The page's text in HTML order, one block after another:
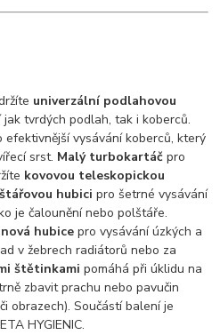
univerzální podlahovou
tvrdých podlah, tak i koberců.
efektivnější vysávání koberců, který
srst. Malý turbokartáč pro
kovovou teleskopickou
hubici pro šetrné vysávání
je čalounění nebo polštáře.
hubice pro vysávání úzkých a
v žebrech radiátorů nebo za
štětinkami pomáhá při úklidu na
zbavit prachu nebo pavučin
obrazech). Součástí balení je
HYGIENIC.